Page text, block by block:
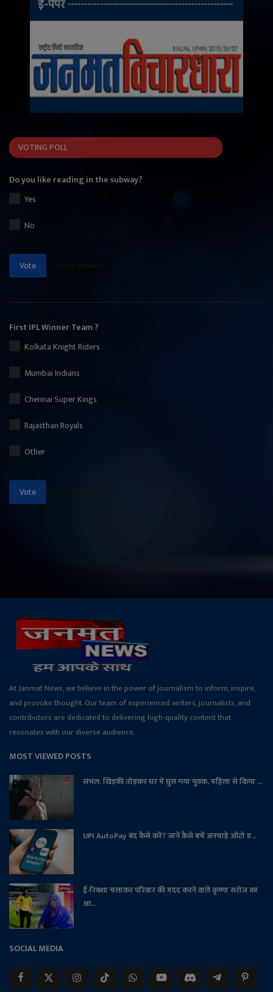
VOTING POLL
Do you like reading in the subway?
Yes
No
Vote
First IPL Winner Team ?
Kolkata Knight Riders
Mumbai Indians
Chennai Super Kings
Rajasthan Royals
Other
Vote
At Janmat News, we believe in the power of journalism to inform, inspire,
and provoke thought. Our team of experienced writers, journalists, and
contributors are dedicated to delivering high-quality content that
resonates with our diverse audience.
MOST VIEWED POSTS
संभल: खिड़की तोड़कर घर में घुस गया युवक, महिला से किया ...
UPI AutoPay बंद कैसे करें? जानें कैसे बचें अनचाहे ऑटो ड...
ई-रिक्शा चलाकर परिवार की मदद करने वाले कृष्णा सरोज का
आ...
SOCIAL MEDIA